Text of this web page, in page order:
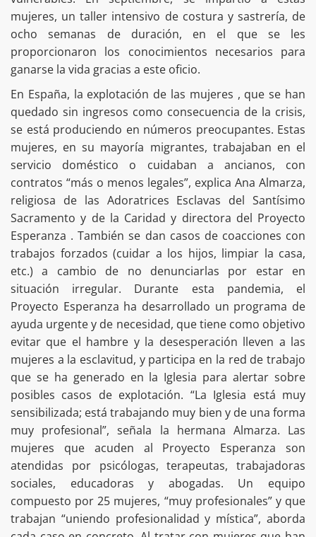
mujeres, un taller intensivo de costura y sastrería, de
ocho semanas de duración, en el que se les
proporcionaron los conocimientos necesarios para
ganarse la vida gracias a este oficio.
En España, la explotación de las mujeres , que se han
quedado sin ingresos como consecuencia de la crisis,
se está produciendo en números preocupantes. Estas
mujeres, en su mayoría migrantes, trabajaban en el
servicio doméstico o cuidaban a ancianos, con
contratos “más o menos legales”, explica Ana Almarza,
religiosa de las Adoratrices Esclavas del Santísimo
Sacramento y de la Caridad y directora del Proyecto
Esperanza . También se dan casos de coacciones con
trabajos forzados (cuidar a los hijos, limpiar la casa,
etc.) a cambio de no denunciarlas por estar en
situación irregular. Durante esta pandemia, el
Proyecto Esperanza ha desarrollado un programa de
ayuda urgente y de necesidad, que tiene como objetivo
evitar que el hambre y la desesperación lleven a las
mujeres a la esclavitud, y participa en la red de trabajo
que se ha generado en la Iglesia para alertar sobre
posibles casos de explotación. “La Iglesia está muy
sensibilizada; está trabajando muy bien y de una forma
muy profesional”, señala la hermana Almarza. Las
mujeres que acuden al Proyecto Esperanza son
atendidas por psicólogas, terapeutas, trabajadoras
sociales, educadoras y abogadas. Un equipo
compuesto por 25 mujeres, “muy profesionales” y que
trabajan “uniendo profesionalidad y mística”, aborda